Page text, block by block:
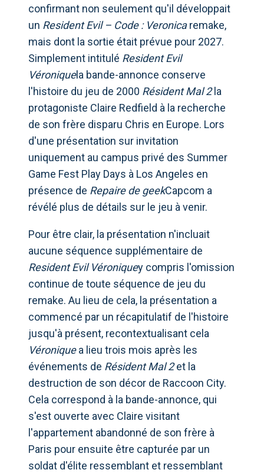
confirmant non seulement qu'il développait
un Resident Evil – Code : Veronicaremake,
mais dont la sortie était prévue pour 2027.
Simplement intitulé Resident Evil
Véroniquela bande-annonce conserve
l'histoire du jeu de 2000 Résident Mal 2la
protagoniste Claire Redfield à la recherche
de son frère disparu Chris en Europe. Lors
d'une présentation sur invitation
uniquement au campus privé des Summer
Game Fest Play Days à Los Angeles en
présence de Repaire de geekCapcom a
révélé plus de détails sur le jeu à venir.
Pour être clair, la présentation n'incluait
aucune séquence supplémentaire de
Resident Evil Véroniquey compris l'omission
continue de toute séquence de jeu du
remake. Au lieu de cela, la présentation a
commencé par un récapitulatif de l'histoire
jusqu'à présent, recontextualisant cela
Véroniquea lieu trois mois après les
événements de Résident Mal 2et la
destruction de son décor de Raccoon City.
Cela correspond à la bande-annonce, qui
s'est ouverte avec Claire visitant
l'appartement abandonné de son frère à
Paris pour ensuite être capturée par un
soldat d'élite ressemblant et ressemblant